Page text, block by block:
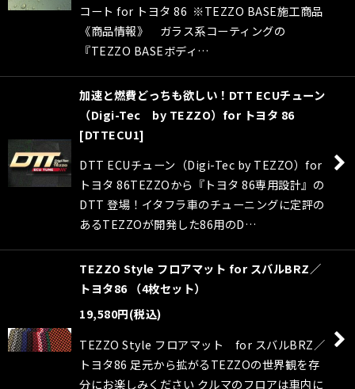
コート for トヨタ 86 ※TEZZO BASE施工商品
《商品情報》 ガラス系コーティングの
『TEZZO BASEボディ…
加速と燃費どっちも欲しい！DTT ECUチューン
（Digi-Tec by TEZZO）for トヨタ 86
[DTTECU1]
DTT ECUチューン（Digi-Tec by TEZZO）for
トヨタ 86TEZZOから『トヨタ 86専用設計』の
DTT 登場！イタフラ車のチューニングに定評の
あるTEZZOが開発した86用のD…
TEZZO Style フロアマット for スバルBRZ／
トヨタ86 （4枚セット）
19,580円(税込)
TEZZO Style フロアマット for スバルBRZ／
トヨタ86 足元から拡がるTEZZOの世界観を存
分にお楽しみください クルマのフロアは車内に